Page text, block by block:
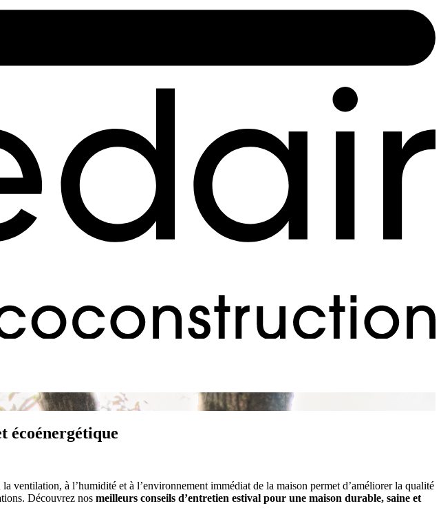
écoénergétique
ventilation, à l’humidité et à l’environnement immédiat de la maison permet d’améliorer la qualité
Découvrez nos meilleurs conseils d’entretien estival pour une maison durable, saine et